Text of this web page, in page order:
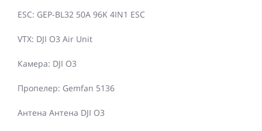
ESC: GEP-BL32 50A 96K 4IN1 ESC
VTX: DJI O3 Air Unit
Камера: DJI O3
Пропелер: Gemfan 5136
Антена Антена DJI O3